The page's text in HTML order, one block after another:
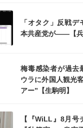
「オタク」反戦デ
本共産党が――【兵
梅毒感染者が過
ウラに外国人観光
アー”【生駒明】
【『WiLL』8月号